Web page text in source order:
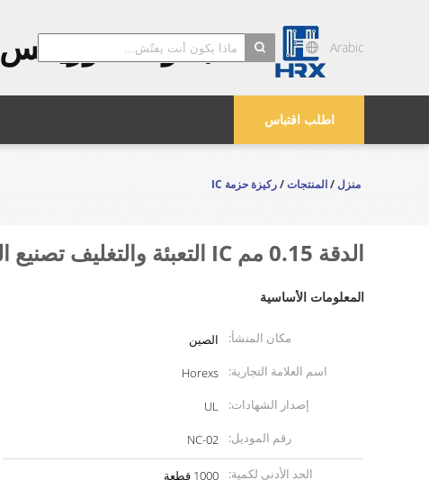
مجموعة هوريكس Arabic
اطلب اقتباس
منزل/المنتجات/ركيزة حزمة IC
الدقة 0.15 مم IC التعبئة والتغليف تصنيع الركيزة 4 طبقة معالجة احباط كهربائيا
المعلومات الأساسية
مكان المنشأ:
الصين
اسم العلامة التجارية:
Horexs
إصدار الشهادات:
UL
رقم الموديل:
NC-02
الحد الأدنى لكمية:
1000 قطعة